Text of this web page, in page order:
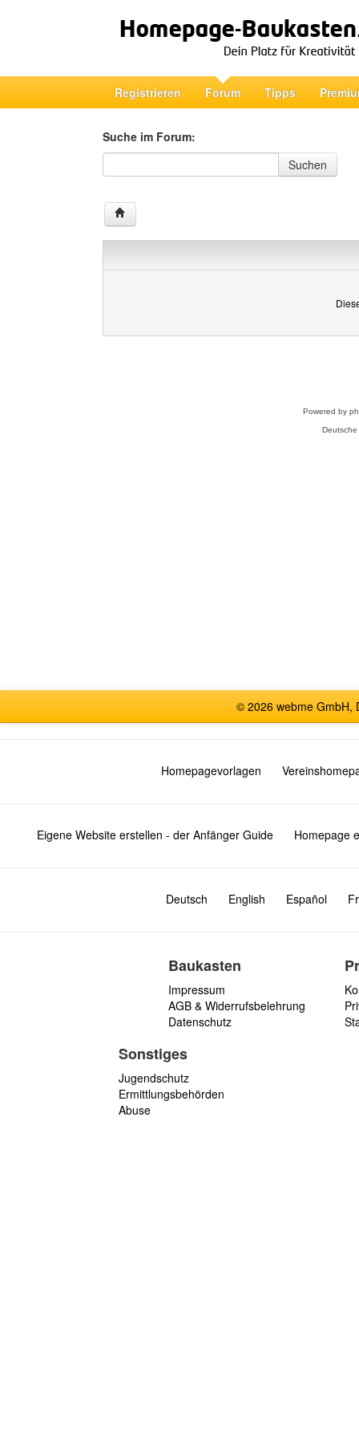
Registrieren Forum Tipps
Suche im Forum:
Suche im Forum
Suchen
Powered by
© 2026 webme GmbH,
Homepagevorlagen
Eigene Website erstellen - der Anfänger Guide Homepage
Deutsch English Español
Baukasten
Impressum
AGB & Widerrufsbelehrung
Datenschutz
Sonstiges
Jugendschutz
Ermittlungsbehörden
Abuse